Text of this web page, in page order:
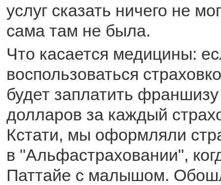
услуг сказать ничего не
сама там не была.
Что касается медицины:
воспользоваться
будет заплатить
долларов за каждый
Кстати, мы оформляли
в "Альфастраховании",
Паттайе с малышом.